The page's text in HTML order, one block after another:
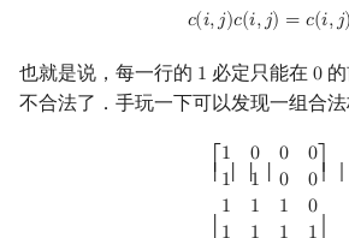
𝑐(𝑖,𝑗)𝑐(𝑖,𝑗) = 𝑐(𝑖,𝑗)
c (i,j)c i,j) =c (i,j)
也就是说，每一行的 1
1 必定只能在 0
0
不合法了．手玩一下可以发现一组合法
⎡⎢ ⎢ ⎢ ⎢
1 0 0
0
1
1 0
0
1
1 1
0
⎤⎥
00 10 11 01